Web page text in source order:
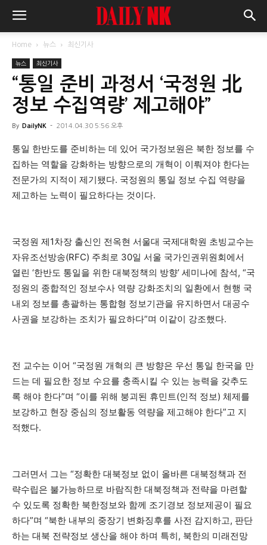
Home 뉴스 최신기사
뉴스 최신기사
“통일 준비 과정서 ‘국정원 北
정보 수집역량’ 제고해야”
By DailyNK - 2014.04.30 5:56 오후
통일 한반도를 준비하는 데 있어 국가정보원은 북한 정보를 수
집하는 역할을 강화하는 방향으로의 개혁이 이뤄져야 한다는
전문가의 지적이 제기됐다. 국정원의 통일 정보 수집 역량을
제고하는 노력이 필요하다는 것이다.
국정원 제1차장 출신인 전옥현 서울대 국제대학원 초빙교수는
자유조선방송(RFC) 주최로 30일 서울 국가인권위원회에서
열린 ‘한반도 통일을 위한 대북정책의 방향’ 세미나에 참석, “국
정원의 종합적인 정보수사 역량 강화조치의 일환에서 현행 국
내외 정보를 총괄하는 통합형 정보기관을 유지하면서 대공수
사권을 보강하는 조치가 필요하다”며 이같이 강조했다.
전 교수는 이어 “국정원 개혁의 큰 방향은 우선 통일 한국을 만
드는 데 필요한 정보 수요를 충족시킬 수 있는 능력을 갖추도
록 해야 한다”며 “이를 위해 붕괴된 휴민트(인적 정보) 체제를
보강하고 현장 중심의 정보활동 역량을 제고해야 한다”고 지
적했다.
그러면서 그는 “정확한 대북정보 없이 올바른 대북정책과 전
략수립은 불가능하므로 바람직한 대북정책과 전략을 마련할
수 있도록 정확한 북한정보와 함께 조기경보 정보제공이 필요
하다”며 “북한 내부의 중장기 변화징후를 사전 감지하고, 판단
하는 대북 전략정보 생산을 해야 하며 특히, 북한의 미래전망